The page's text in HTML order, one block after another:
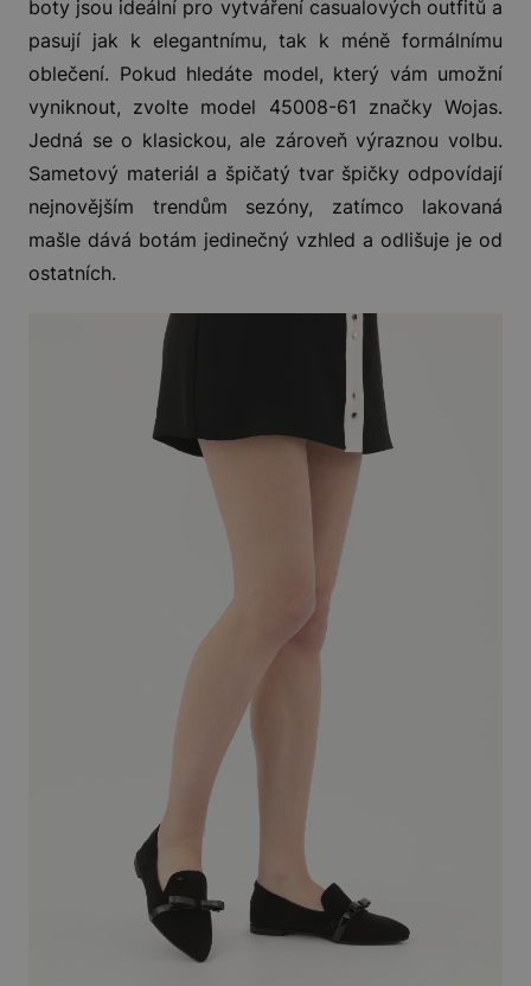
boty jsou ideální pro vytváření casualových outfitů a
pasují jak k elegantnímu, tak k méně formálnímu
oblečení. Pokud hledáte model, který vám umožní
vyniknout, zvolte model 45008-61 značky Wojas.
Jedná se o klasickou, ale zároveň výraznou volbu.
Sametový materiál a špičatý tvar špičky odpovídají
nejnovějším trendům sezóny, zatímco lakovaná
mašle dává botám jedinečný vzhled a odlišuje je od
ostatních.